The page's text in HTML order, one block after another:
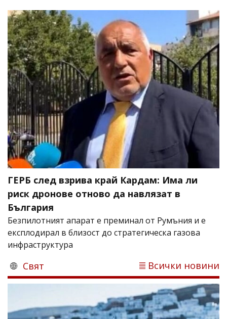
ГЕРБ след взрива край Кардам: Има ли
риск дронове отново да навлязат в
България
Безпилотният апарат е преминал от Румъния и е
експлодирал в близост до стратегическа газова
инфраструктура
Свят Всички новини